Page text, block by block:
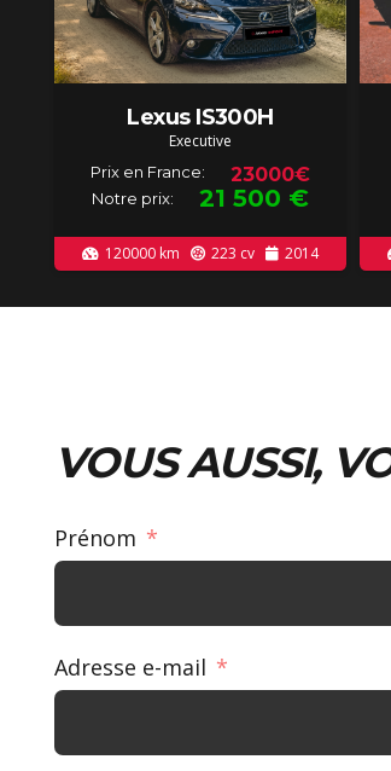
Lexus IS300H
Executive
Prix en France: 23000€
Notre prix: 21 500 €
120000 km 223 cv 2014
VOUS AUSSI,
Prénom
Adresse e-mail